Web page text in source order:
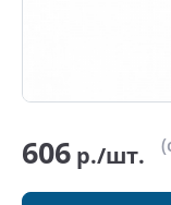
606 р./шт.